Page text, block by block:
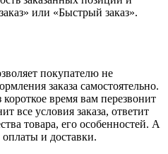
или «Быстрый заказ».
покупателю не
заказа самостоятельно.
время вам перезвонит
все условия заказа, ответит
товара, его особенностей. А
и доставки.